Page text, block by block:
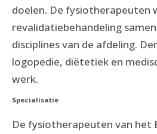
doelen. De fysiotherapeuten
revalidatiebehandeling
disciplines van de afdeling.
logopedie, diëtetiek en
werk.
Specialisatie
De fysiotherapeuten van het